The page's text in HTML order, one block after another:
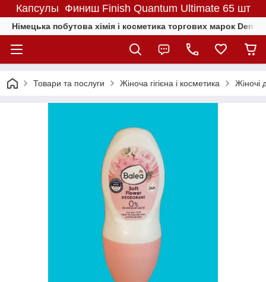
Капсулы Финиш Finish Quantum Ultimate 65 шт
Німецька побутова хімія і косметика торгових марок
Товари та послуги Жіноча гігієна і косметика Жіночі